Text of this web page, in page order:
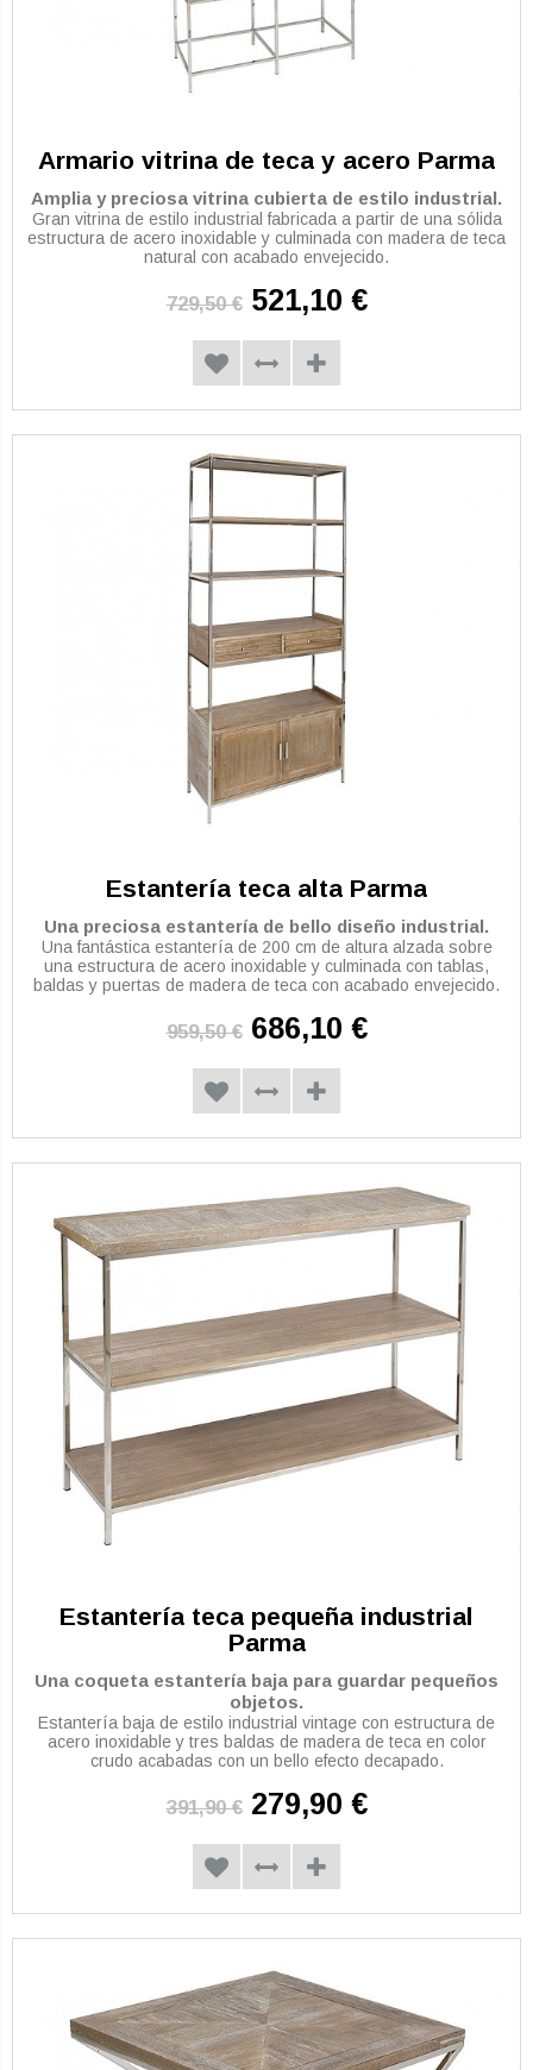
Armario vitrina de teca y acero Parma
Amplia y preciosa vitrina cubierta de estilo industrial.
Gran vitrina de estilo industrial fabricada a partir de una sólida
estructura de acero inoxidable y culminada con madera de teca
natural con acabado envejecido.
729,50 € 521,10 €
Estantería teca alta Parma
Una preciosa estantería de bello diseño industrial.
Una fantástica estantería de 200 cm de altura alzada sobre
una estructura de acero inoxidable y culminada con tablas,
baldas y puertas de madera de teca con acabado envejecido.
959,50 € 686,10 €
Estantería teca pequeña industrial
Parma
Una coqueta estantería baja para guardar pequeños
objetos.
Estantería baja de estilo industrial vintage con estructura de
acero inoxidable y tres baldas de madera de teca en color
crudo acabadas con un bello efecto decapado.
391,90 € 279,90 €